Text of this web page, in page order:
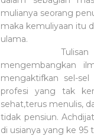
mulianya seorang
maka kemuliyaan itu
ulama.
Tulisan
mengembangkan
mengaktifkan sel-
profesi yang tak
sehat,terus menulis,
tidak pensiun.
di usianya yang ke 95